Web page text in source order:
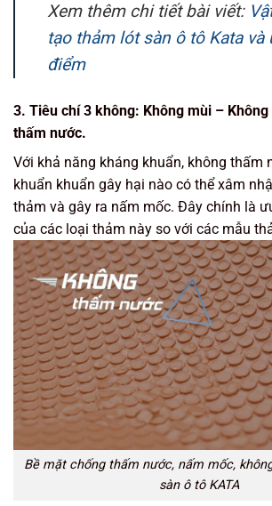
Xem thêm chi tiết bài viết:
tạo thảm lót sàn ô tô Kata
điểm
3. Tiêu chí 3 không: Không mùi –
thấm nước.
Với khả năng kháng khuẩn, không thấm
khuẩn khuẩn gây hại nào có thể xâm
thảm và gây ra nấm mốc. Đây chính là
của các loại thảm này so với các mẫu
Bề mặt chống thấm nước, nấm mốc,
sàn ô tô KATA